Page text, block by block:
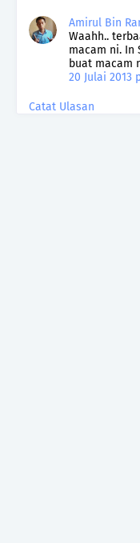
Amirul Bin
Waahh..
macam ni. In
buat macam
20 Julai 2013
Catat Ulasan